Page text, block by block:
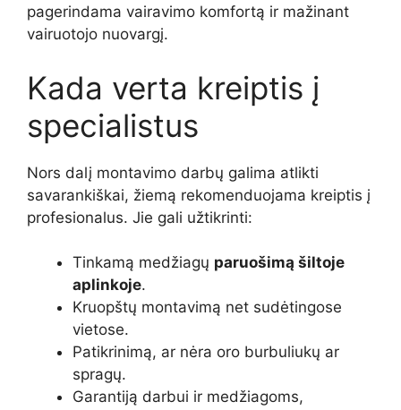
pagerindama vairavimo komfortą ir mažinant
vairuotojo nuovargį.
Kada verta kreiptis į
specialistus
Nors dalį montavimo darbų galima atlikti
savarankiškai, žiemą rekomenduojama kreiptis į
profesionalus. Jie gali užtikrinti:
Tinkamą medžiagų paruošimą šiltoje
aplinkoje.
Kruopštų montavimą net sudėtingose
vietose.
Patikrinimą, ar nėra oro burbuliukų ar
spragų.
Garantiją darbui ir medžiagoms,